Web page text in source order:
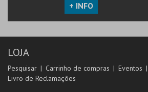
+ INFO
LOJA
Pesquisar Carrinho de compras Eventos
Livro de Reclamações